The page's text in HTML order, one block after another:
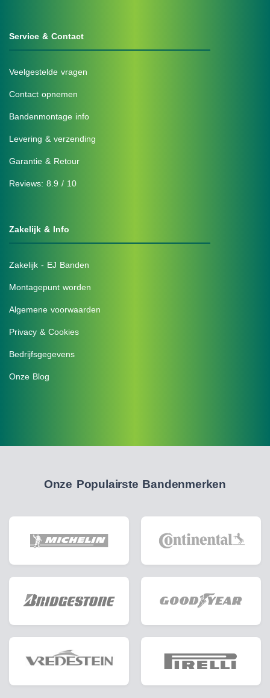
Service & Contact
Veelgestelde vragen
Contact opnemen
Bandenmontage info
Levering & verzending
Garantie & Retour
Reviews: 8.9 / 10
Zakelijk & Info
Zakelijk - EJ Banden
Montagepunt worden
Algemene voorwaarden
Privacy & Cookies
Bedrijfsgegevens
Onze Blog
Onze Populairste Bandenmerken